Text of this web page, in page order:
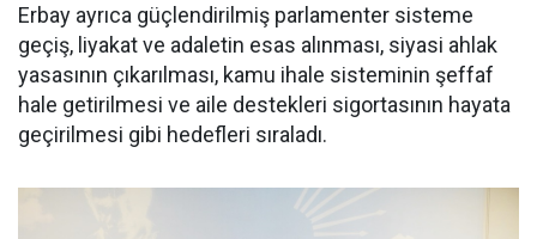
Erbay ayrıca güçlendirilmiş parlamenter sisteme
geçiş, liyakat ve adaletin esas alınması, siyasi ahlak
yasasının çıkarılması, kamu ihale sisteminin şeffaf
hale getirilmesi ve aile destekleri sigortasının hayata
geçirilmesi gibi hedefleri sıraladı.